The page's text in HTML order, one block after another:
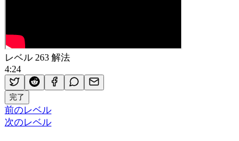
レベル 263 解法
4:24
完了
前のレベル
次のレベル